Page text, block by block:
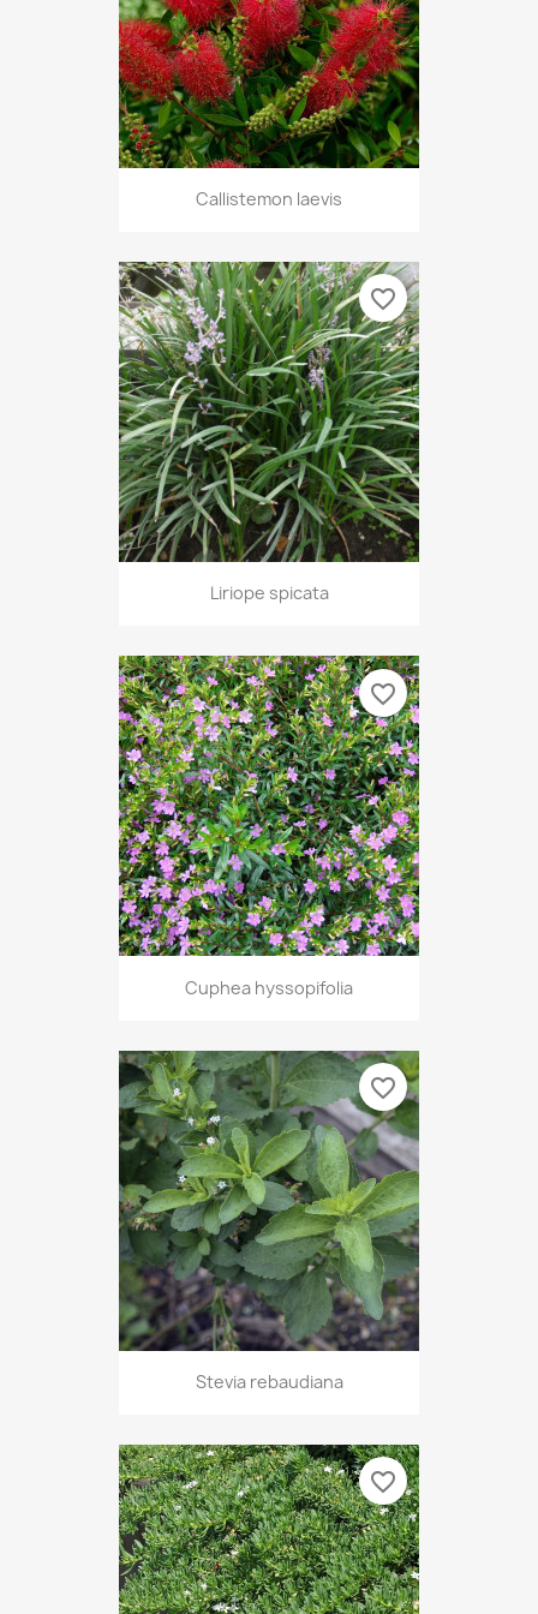
Callistemon laevis
Liriope spicata
favorite_border
Cuphea hyssopifolia
favorite_border
Stevia rebaudiana
favorite_border
favorite_border